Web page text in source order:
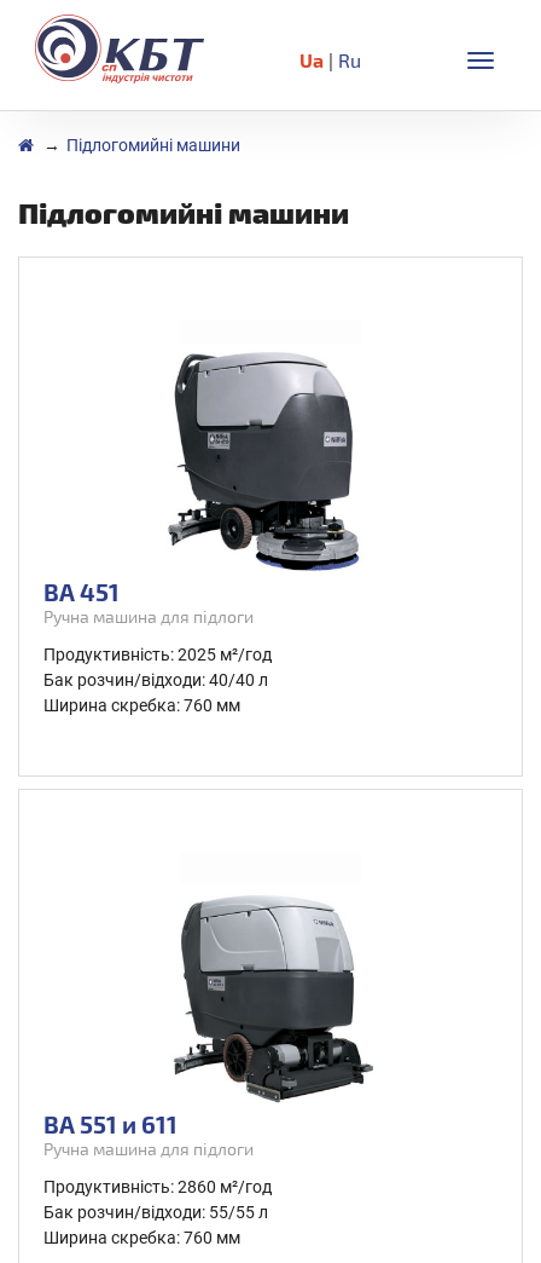
Toggle
Ua | Ru
Підлогомийні машини
Підлогомийні машини
BA 451
Ручна машина для підлоги
Продуктивність: 2025 м²/год
Бак розчин/відходи: 40/40 л
Ширина скребка: 760 мм
BA 551 и 611
Ручна машина для підлоги
Продуктивність: 2860 м²/год
Бак розчин/відходи: 55/55 л
Ширина скребка: 760 мм